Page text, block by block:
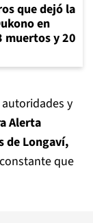
que dejó la
en
muertos y 20
y
Alerta
de Longaví,
que